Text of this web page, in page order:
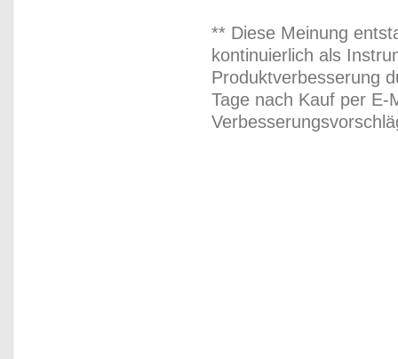
** Diese Meinung
kontinuierlich als
Produktverbesserung
Tage nach Kauf per E-